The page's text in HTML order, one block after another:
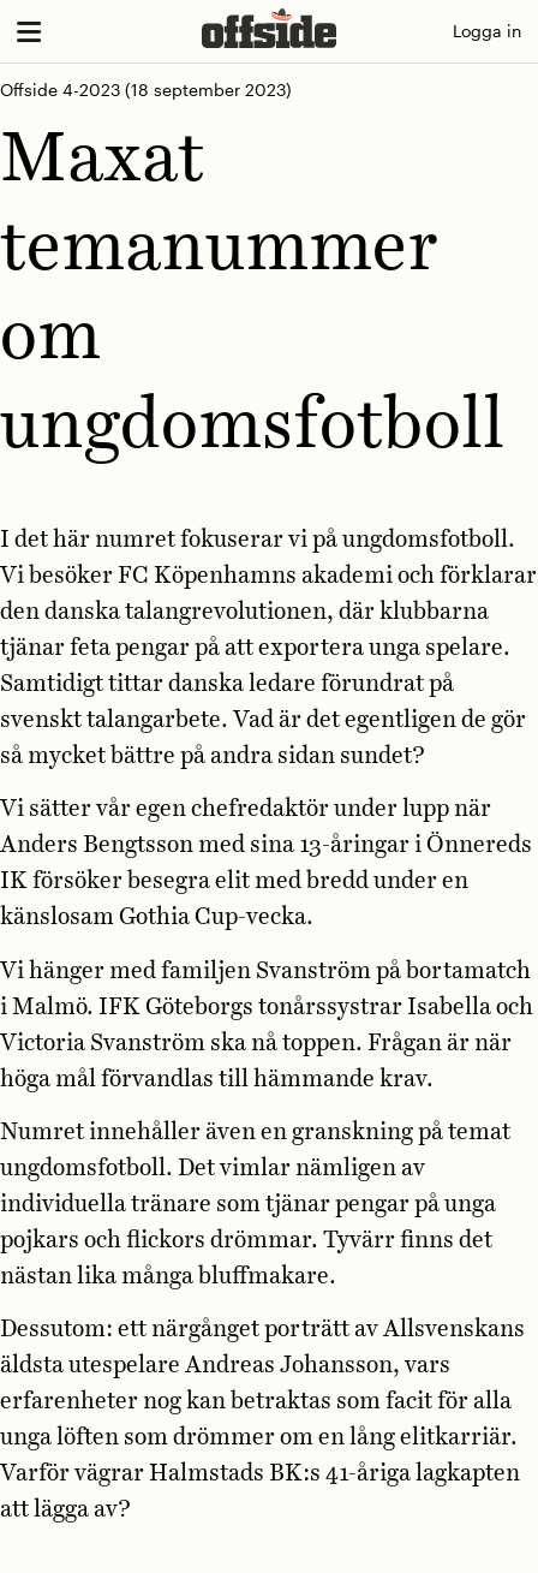
Skip
content
Logga in
Offside 4-2023 (18 september 2023)
Maxat
temanummer
om
ungdomsfotboll
I det här numret fokuserar vi på ungdomsfotboll.
Vi besöker FC Köpenhamns akademi och förklarar
den danska talangrevolutionen, där klubbarna
tjänar feta pengar på att exportera unga spelare.
Samtidigt tittar danska ledare förundrat på
svenskt talangarbete. Vad är det egentligen de gör
så mycket bättre på andra sidan sundet?
Vi sätter vår egen chefredaktör under lupp när
Anders Bengtsson med sina 13-åringar i Önnereds
IK försöker besegra elit med bredd under en
känslosam Gothia Cup-vecka.
Vi hänger med familjen Svanström på bortamatch
i Malmö. IFK Göteborgs tonårssystrar Isabella och
Victoria Svanström ska nå toppen. Frågan är när
höga mål förvandlas till hämmande krav.
Numret innehåller även en granskning på temat
ungdomsfotboll. Det vimlar nämligen av
individuella tränare som tjänar pengar på unga
pojkars och flickors drömmar. Tyvärr finns det
nästan lika många bluffmakare.
Dessutom: ett närgånget porträtt av Allsvenskans
äldsta utespelare Andreas Johansson, vars
erfarenheter nog kan betraktas som facit för alla
unga löften som drömmer om en lång elitkarriär.
Varför vägrar Halmstads BK:s 41-åriga lagkapten
att lägga av?